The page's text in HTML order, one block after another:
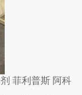
菲利普斯 阿科